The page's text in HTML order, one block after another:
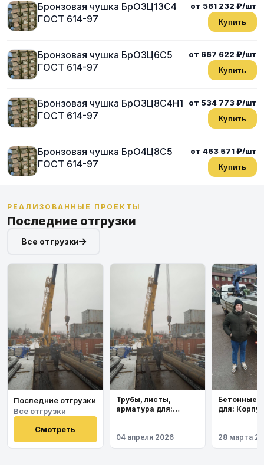
Бронзовая чушка БрО3Ц13С4
ГОСТ 614-97
от 581 232 ₽/шт
Купить
Бронзовая чушка БрО3Ц6С5
ГОСТ 614-97
от 667 622 ₽/шт
Купить
Бронзовая чушка БрО3Ц8С4Н1
ГОСТ 614-97
от 534 773 ₽/шт
Купить
Бронзовая чушка БрО4Ц8С5
ГОСТ 614-97
от 463 571 ₽/шт
Купить
РЕАЛИЗОВАННЫЕ ПРОЕКТЫ
Последние отгрузки
Все отгрузки
Последние отгрузки
Все отгрузки
Смотреть
Трубы, листы,
арматура для:
04 апреля 2026
Бетонные
для:
28 марта